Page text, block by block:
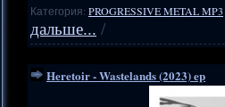
Категория: PROGRESSIVE METAL MP3
дальше... /
Heretoir - Wastelands (2023) ep